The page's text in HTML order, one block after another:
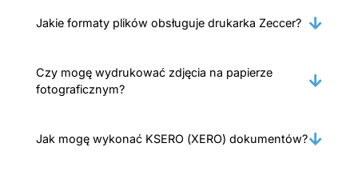
Jakie formaty plików obsługuje drukarka Zeccer?
Czy mogę wydrukować zdjęcia na papierze
fotograficznym?
Jak mogę wykonać KSERO (XERO) dokumentów?